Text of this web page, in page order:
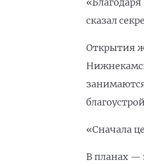
сказал
Открытия
«Сначала
В планах —